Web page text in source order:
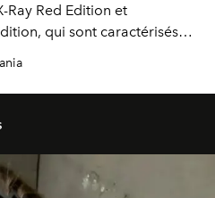
Ray Red Edition et
, qui sont caractérisés
et un saphir clair.